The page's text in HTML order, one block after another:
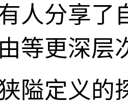
人分享了
等更深层
隘定义